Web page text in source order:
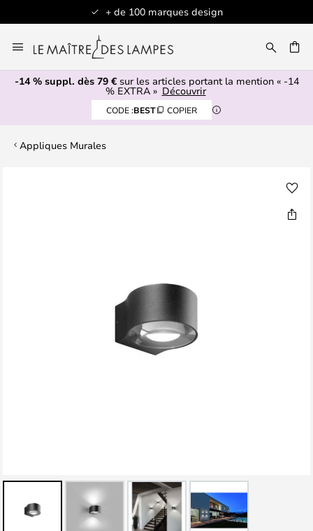
+ de 100 marques design
au
contenu
-14 % suppl. dès 79 €sur les articles portant la mention « -14
% EXTRA » Découvrir
CODE :BEST COPIER
Appliques Murales